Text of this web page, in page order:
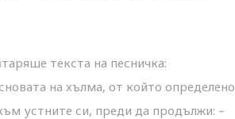
текста на песничка:
на хълма, от който определено
устните си, преди да продължи: –